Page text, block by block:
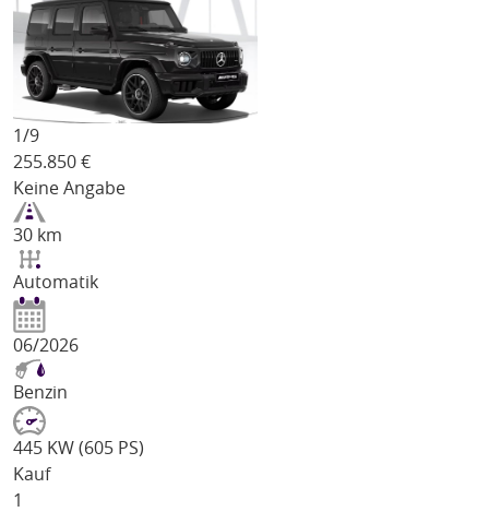
1/9
255.850 €
Keine Angabe
30 km
Automatik
06/2026
Benzin
445 KW (605 PS)
Kauf
1